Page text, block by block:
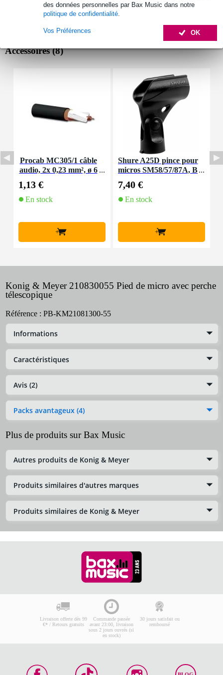
des données personnelles par Bax Music dans notre
politique de confidentialité.
OK
Vos Préférences
Accessoires (8)
Procab MC305/1 câble
audio, 2x 0,23 mm², ø 6
1,13 €
En stock
+
Shure A25D pince pour
micros SM58/57/87A, B
7,40 €
En stock
+
Konig & Meyer 210830055 Pied de micro avec perche
télescopique
Référence : PB-KM21081300-55
Informations
Caractéristiques
Avis (2)
Packs avantageux (4)
Plus de produits sur Bax Music
Autres produits de Konig & Meyer
Produits similaires d'autres marques
Produits similaires de Konig & Meyer
Livraison offerte dès 99
€* / Retours gratuits
Commande passée
avant 23:00, livraison
sous 2 jours ouvrés (si
en stock)
30 jours satisfait ou
remboursé